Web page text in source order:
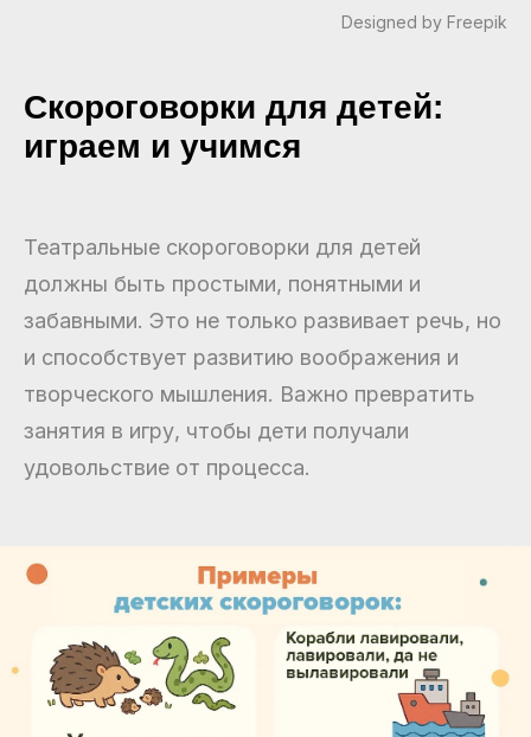
Designed by Freepik
Скороговорки для детей:
играем и учимся
Театральные скороговорки для детей
должны быть простыми, понятными и
забавными. Это не только развивает речь, но
и способствует развитию воображения и
творческого мышления. Важно превратить
занятия в игру, чтобы дети получали
удовольствие от процесса.